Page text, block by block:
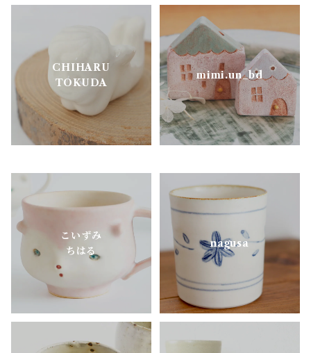
明山窯
よしざわ窯
aobapottery
CHIHARU TOKUDA
MEISTER HAND
mimi.un_bd
CHIHARU
TOKUDA
mimi.un_bd
こいずみ
ちはる
nagusa